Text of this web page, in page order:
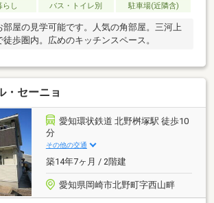
らし
バス・トイレ別 駐車場(近隣含)
部屋の見学可能です。人気の角部屋。三河上
徒歩圏内。広めのキッチンスペース。
・セーニョ
愛知環状鉄道 北野桝塚駅 徒歩10
分
その他の交通
築14年7ヶ月 / 2階建
愛知県岡崎市北野町字西山畔